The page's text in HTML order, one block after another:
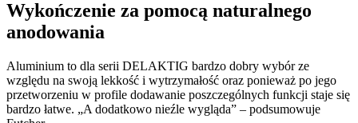
Wykończenie za pomocą naturalnego
anodowania
Aluminium to dla serii DELAKTIG bardzo dobry wybór ze
względu na swoją lekkość i wytrzymałość oraz ponieważ po jego
przetworzeniu w profile dodawanie poszczególnych funkcji staje się
bardzo łatwe. „A dodatkowo nieźle wygląda” – podsumowuje